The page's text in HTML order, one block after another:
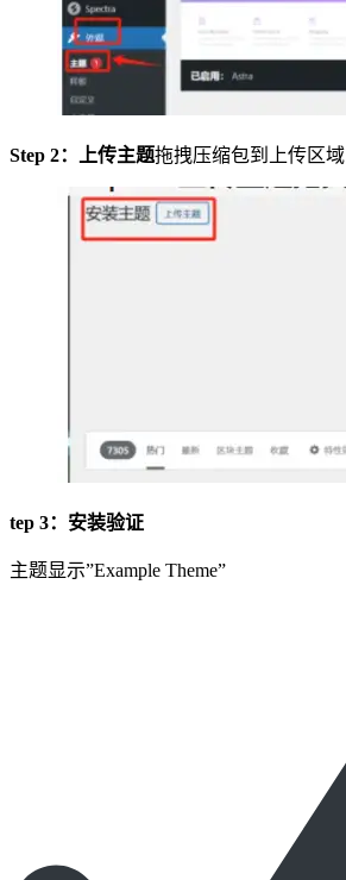
Step 2：上传主题拖拽压缩包到上传区域
tep 3：安装验证
主题显示”Example Theme”